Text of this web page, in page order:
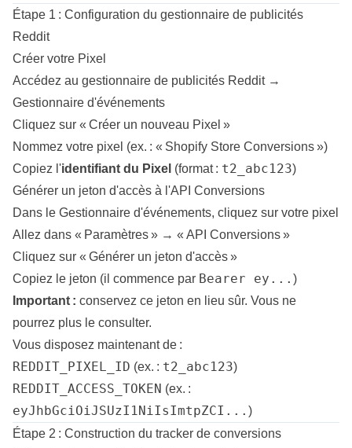
Étape 1 : Configuration du gestionnaire de publicités
Reddit
Créer votre Pixel
Accédez au gestionnaire de publicités Reddit →
Gestionnaire d'événements
Cliquez sur « Créer un nouveau Pixel »
Nommez votre pixel (ex. : « Shopify Store Conversions »)
Copiez l'identifiant du Pixel (format : t2_abc123)
Générer un jeton d'accès à l'API Conversions
Dans le Gestionnaire d'événements, cliquez sur votre pixel
Allez dans « Paramètres » → « API Conversions »
Cliquez sur « Générer un jeton d'accès »
Copiez le jeton (il commence par Bearer ey... )
Important : conservez ce jeton en lieu sûr. Vous ne
pourrez plus le consulter.
Vous disposez maintenant de :
REDDIT_PIXEL_ID (ex. : t2_abc123)
REDDIT_ACCESS_TOKEN (ex. :
eyJhbGciOiJSUzI1NiIsImtpZCI... )
Étape 2 : Construction du tracker de conversions